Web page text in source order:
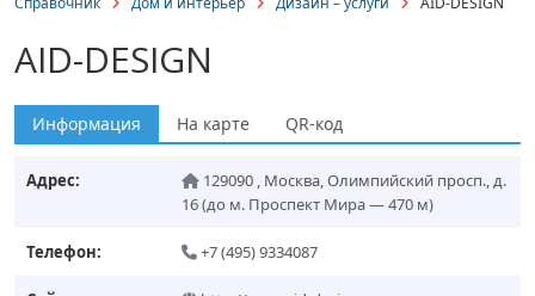
AID-DESIGN
Информация На карте QR-код
Адрес: 129090 , Москва,Олимпийский просп., д.
16(до м. Проспект Мира — 470 м)
Телефон: +7 (495) 9334087